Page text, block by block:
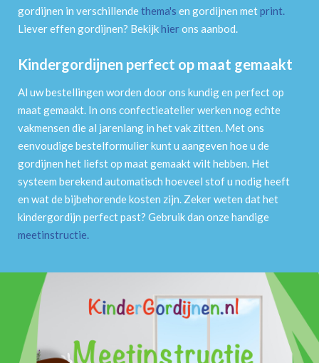
gordijnen in verschillendethema's en gordijnen metprint.
Liever effen gordijnen? Bekijkhierons aanbod.
Kindergordijnen perfect op maat gemaakt
Al uw bestellingen worden door ons kundig en perfect op
maat gemaakt. In ons confectieatelier werken nog echte
vakmensen die al jarenlang in het vak zitten. Met ons
eenvoudige bestelformulier kunt u aangeven hoe u de
gordijnen het liefst op maat gemaakt wilt hebben. Het
systeem berekend automatisch hoeveel stof u nodig heeft
en wat de bijbehorende kosten zijn. Zeker weten dat het
kindergordijn perfect past? Gebruik dan onze handige
meetinstructie.